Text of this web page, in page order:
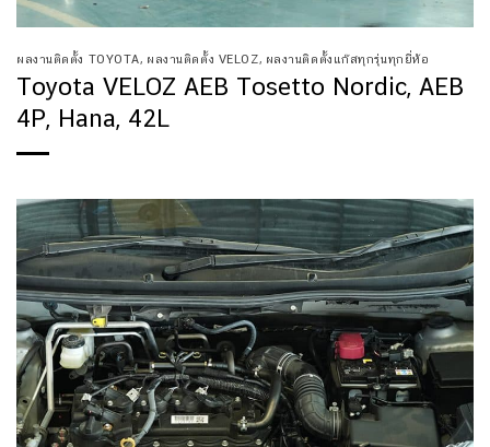
ผลงานติดตั้ง TOYOTA, ผลงานติดตั้ง VELOZ, ผลงานติดตั้งแก๊สทุกรุ่นทุกยี่ห้อ
Toyota VELOZ AEB Tosetto Nordic, AEB
4P, Hana, 42L